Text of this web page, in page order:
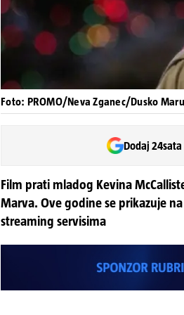
Foto: PROMO/Neva Zganec/Dusko
Dodaj
Film prati mladog Kevina
Marva. Ove godine se prikazuje
streaming servisima